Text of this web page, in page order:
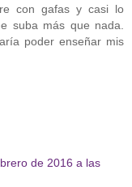
con gafas y casi lo
suba más que nada.
poder enseñar mis
de 2016 a las